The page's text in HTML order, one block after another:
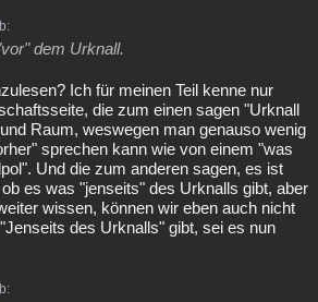
dem Urknall.
Ich für meinen Teil kenne nur
die zum einen sagen "Urknall
Raum, weswegen man genauso wenig
sprechen kann wie von einem "was
Und die zum anderen sagen, es ist
es was "jenseits" des Urknalls gibt, aber
wissen, können wir eben auch nicht
des Urknalls" gibt, sei es nun